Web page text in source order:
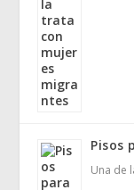
Pisos
Una de